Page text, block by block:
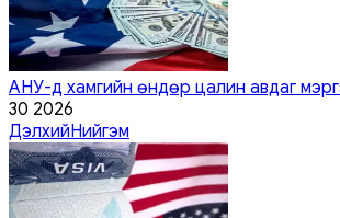
АНУ-д хамгийн өндөр цалин авдаг
30 2026
ДэлхийНийгэм